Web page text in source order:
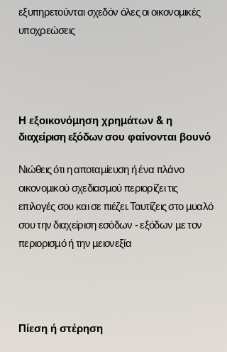
εξυπηρετούνται σχεδόν όλες οι οικονομικές
υποχρεώσεις
Η εξοικονόμηση χρημάτων & η
διαχείριση εξόδωνσου φαίνονται βουνό
Νιώθεις ότι η αποταμίευση ήένα πλάνο
οικονομικού σχεδιασμού περιορίζει τις
επιλογές σου και σε πιέζει. Ταυτίζεις στο μυαλό
σουτην διαχείριση εσόδων - εξόδων με τον
περιορισμό ή την μειονεξία
Πίεση ή στέρηση